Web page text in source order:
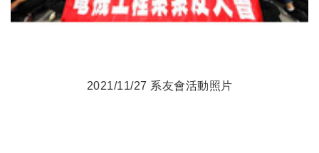
2021/11/27 系友會活動照片